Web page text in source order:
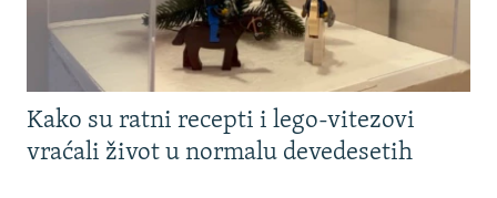
Kako su ratni recepti i lego-vitezovi
vraćali život u normalu devedesetih